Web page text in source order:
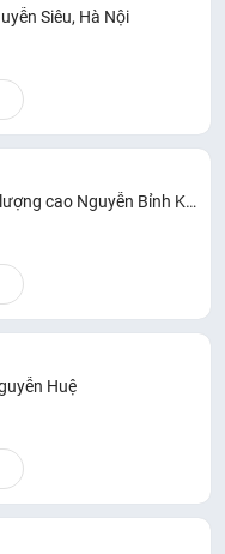
Siêu, Hà Nội
GV Hệ thống giáo dục chất lượng cao Nguyễn Bỉnh Khiêm
Huệ